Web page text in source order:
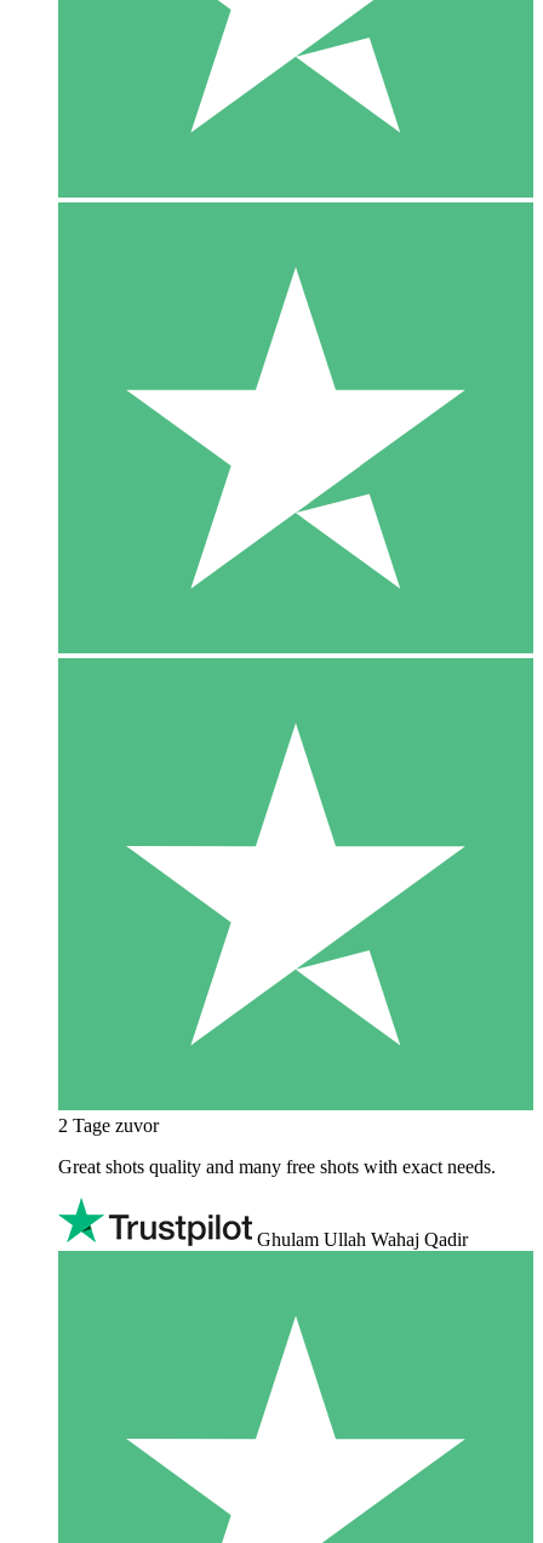
2 Tage zuvor
Great shots quality and many free shots with exact needs.
Ghulam Ullah Wahaj Qadir